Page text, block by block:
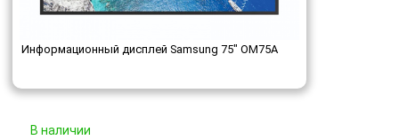
Информационный дисплей Samsung 75" OM75A
В наличии